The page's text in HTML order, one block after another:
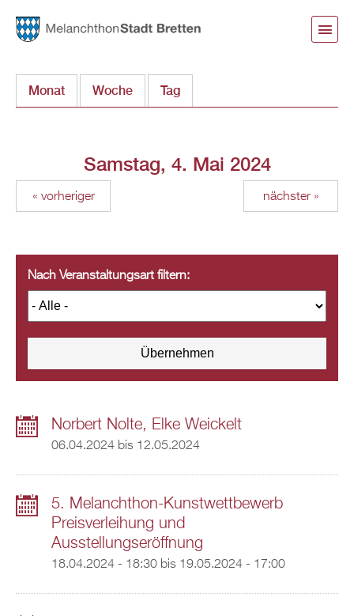
Monat Woche Tag
Samstag, 4. Mai 2024
« vorheriger nächster »
Nach Veranstaltungsart filtern:
Norbert Nolte, Elke Weickelt
06.04.2024bis 12.05.2024
5. Melanchthon-Kunstwettbewerb
Preisverleihung und
Ausstellungseröffnung
18.04.2024 - 18:30bis 19.05.2024 - 17:00